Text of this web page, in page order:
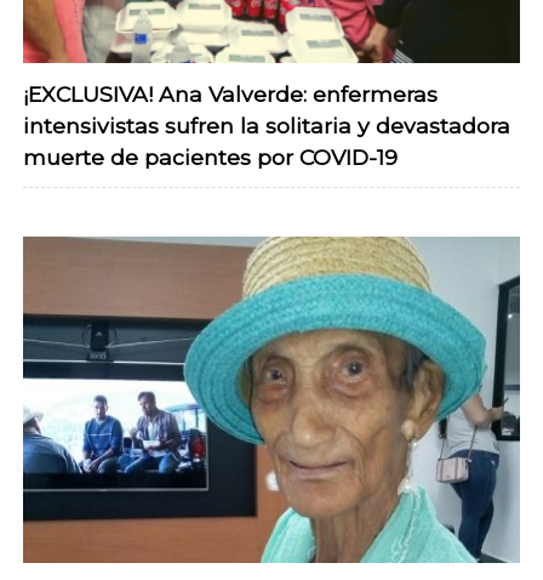
¡EXCLUSIVA! Ana Valverde: enfermeras
intensivistas sufren la solitaria y devastadora
muerte de pacientes por COVID-19